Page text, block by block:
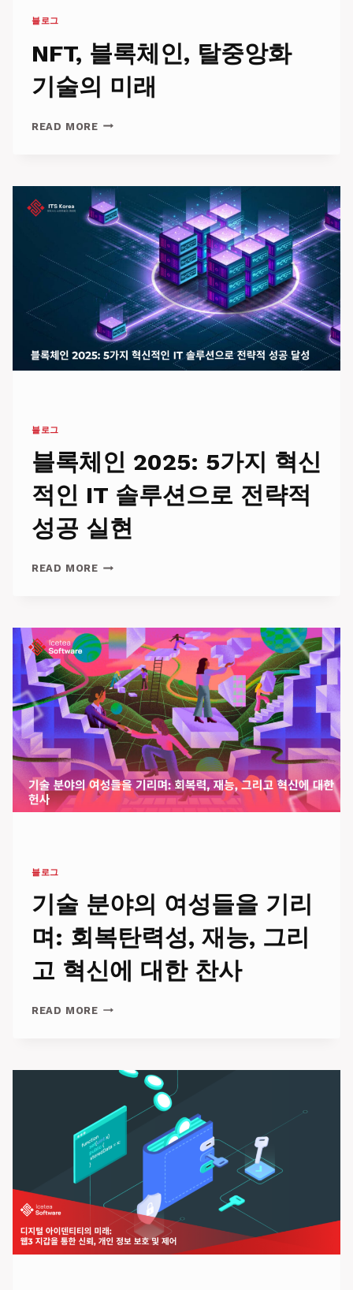
으
로
의
블로그
NFT, 블록체인, 탈중앙화
기술의 미래
READ MORENFT,
인,
탈
중
앙
화
기
의
미
래
블로그
블록체인 2025: 5가지 혁신
적인 IT 솔루션으로 전략적
성공 실현
READ MORE블
2025:
5
가
지
혁
신
적
인
IT
솔
루
션
성
공
실
현
블로그
기술 분야의 여성들을 기리
며: 회복탄력성, 재능, 그리
고 혁신에 대한 찬사
READ MORE기
의
들
을
기
리
복
탄
력
성,